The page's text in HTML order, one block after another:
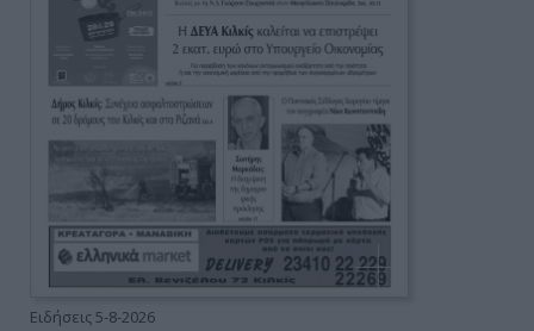
Ειδήσεις 5-8-2026